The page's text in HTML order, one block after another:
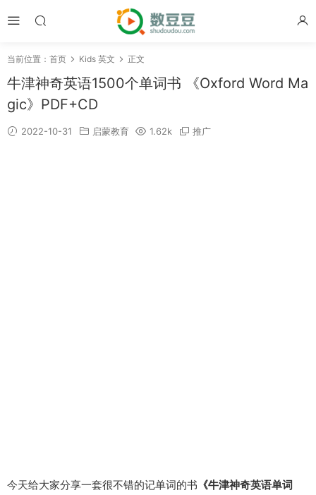
当前位置： 首页 Kids 英文 正文
牛津神奇英语1500个单词书 《Oxford Word Ma
gic》PDF+CD
2022-10-31 启蒙教育 1.62k 推广
今天给大家分享一套很不错的记单词的书 《牛津神奇英语单词